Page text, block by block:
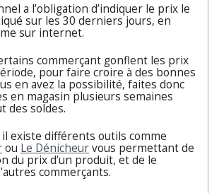
a l’obligation d’indiquer le prix le
sur les 30 derniers jours, en
sur internet.
commerçant gonflent les prix
pour faire croire à des bonnes
en avez la possibilité, faites donc
en magasin plusieurs semaines
des soldes.
existe différents outils comme
ou Le Dénicheurvous permettant de
du prix d’un produit, et de le
commerçants.